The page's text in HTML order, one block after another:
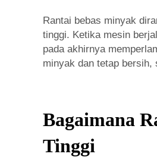
Rantai bebas minyak
tinggi. Ketika mesin
pada akhirnya
minyak dan tetap bersih,
Bagaimana
Tinggi